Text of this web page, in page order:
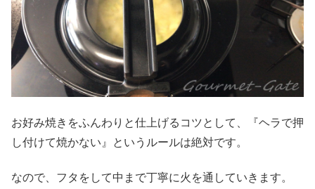
お好み焼きをふんわりと仕上げるコツとして、『ヘラで押
し付けて焼かない』というルールは絶対です。
なので、フタをして中まで丁寧に火を通していきます。